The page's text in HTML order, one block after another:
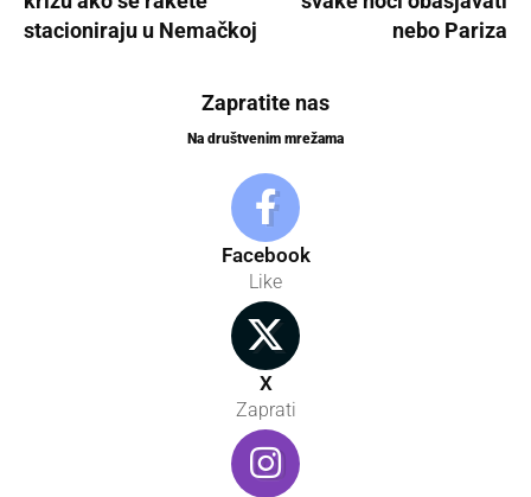
stacioniraju u Nemačkoj
nebo Pariza
Zapratite nas
Na društvenim mrežama
Facebook
Like
X
Zaprati